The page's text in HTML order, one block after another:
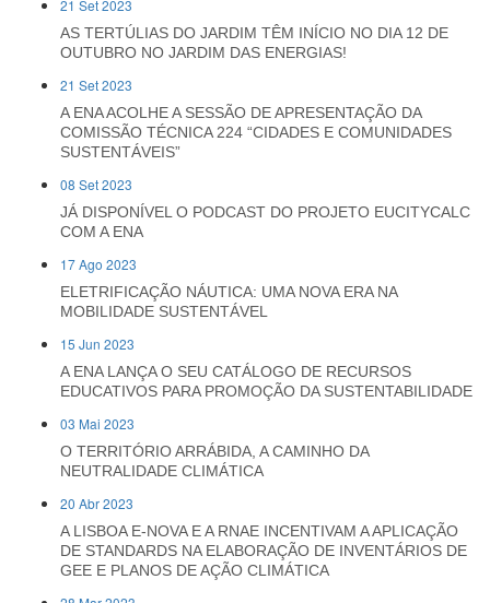
21 Set 2023
AS TERTÚLIAS DO JARDIM TÊM INÍCIO NO DIA 12 DE
OUTUBRO NO JARDIM DAS ENERGIAS!
21 Set 2023
A ENA ACOLHE A SESSÃO DE APRESENTAÇÃO DA
COMISSÃO TÉCNICA 224 “CIDADES E COMUNIDADES
SUSTENTÁVEIS”
08 Set 2023
JÁ DISPONÍVEL O PODCAST DO PROJETO EUCITYCALC
COM A ENA
17 Ago 2023
ELETRIFICAÇÃO NÁUTICA: UMA NOVA ERA NA
MOBILIDADE SUSTENTÁVEL
15 Jun 2023
A ENA LANÇA O SEU CATÁLOGO DE RECURSOS
EDUCATIVOS PARA PROMOÇÃO DA SUSTENTABILIDADE
03 Mai 2023
O TERRITÓRIO ARRÁBIDA, A CAMINHO DA
NEUTRALIDADE CLIMÁTICA
20 Abr 2023
A LISBOA E-NOVA E A RNAE INCENTIVAM A APLICAÇÃO
DE STANDARDS NA ELABORAÇÃO DE INVENTÁRIOS DE
GEE E PLANOS DE AÇÃO CLIMÁTICA